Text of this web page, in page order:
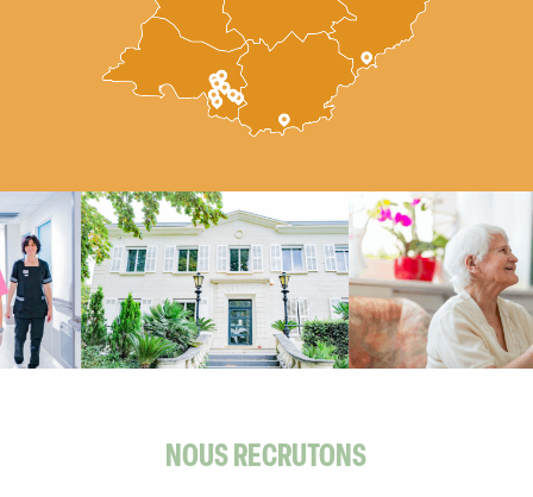
NOUS RECRUTONS